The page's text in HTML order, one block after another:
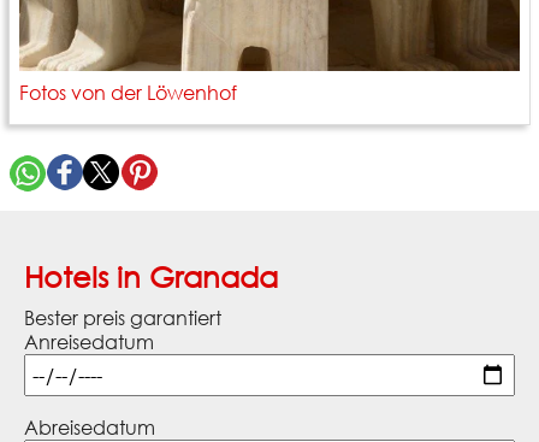
Fotos von der Löwenhof
Hotels in Granada
Bester preis garantiert
Anreisedatum
Abreisedatum